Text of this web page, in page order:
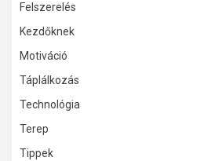
Felszerelés
Kezdőknek
Motiváció
Táplálkozás
Technológia
Terep
Tippek